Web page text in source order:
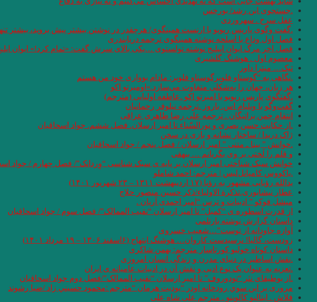
.جستجوی ابن رشد/ بورخس
عقل سرخ . سهروردی
.گفت وگوی پاریس ریویو با ارنست همینگوی/ هرچقدر در نوشتن بیشتر پیش بروید، بیشتر
فصل اول وداع با اسلحه نوشته همینگوی ترجمه دریابندری
فصل اخر مرگ ایوان اییلیج نوشته تولستوی …یکی بالای سرش گفت: «تمام کرد!» ایوان
معصوم اول . هوشنگ گلشیری
تیک… میترا داور
.نگاهی به “گوستاو فلوبرگوستاو فلوبر: مادام بوواری خود من هستم
هر زبان، جهان را به‌شکلی متفاوت می‌سازد.»اومبرتو اکو
.گفتگوی پاریس ریویو با امبرتو اکو .عاطفه اولیایی (مترجم)
گفت‌وگو با ویلیام اس. باروز .ترجمه نیلوفر رحمانیان
انتقام چمن براتیگان . ترجمه علی رضا طاهری عراقی
.از حکایت حسن بصری و نورالسّناء تا امیر ارسلان. فصل ششم. جواد اسحاقیان
ژاک دریدا / ساختار نشانه و بازی در سخن
.خوانش ” بینا ـ متنی ” امیر ارسلان / فصل پنجم / جواد اسحاقیان
و قلم را لَختی بر وی بگریانم … بیهقی
خوانش سبک شناختی امیر ارسلان بر پایه ی سبک شناسی “وِردانک”/ فصل چهارم / جواد
.یاکووس کامپانل‌لیس | مترجم: ‌احمد شاملو
یدالله رؤیایی مشهور به رؤیا (۱۷ اردیبهشت ۱۳۱۱ – ۲۳ شهریور ۱۴۰۱)
عطار نیشابوری.تذکرة الاولیاء/ذکر حسین منصور حلاج
میشل فوکو ” ادبیات و ترس “امیر احمدی آریان .
از قدرت اسطوره ی “کمبل” تا امیر ارسلان “نقیب الممالک”/ فصل سوم / جواد اسحاقیان
داستان گزارش نوشته بارتلمی
آوازه جاودانه از توست”…شعیب خسروی
زودست، گالیا! نرسیدست کاروان… هوشنگ ابتهاج (۶اسفند ۱۳۰۶ – ۱۹ مرداد ۱۴۰۱)
داستان کوتاه خولیو کورتاسار مترجم: بهمن شاکری
.نقش اساطیر در دنیای مدرن و زندگی انسان امروزی
.تعزیه به عنوان یک نوع ادبی و نقش آن در ادبیات عامیانه ی ایران
.از بوطیقای نثر “تودوروف” تا امیر ارسلان “نقیب الممالک”/فصل دوم جواد اسحاقیان
مروری بر اين سوي رودخانه اودر “يوديت هرمان “مترجم :محمود حسيني زاد /ضيا رشوند
فلاش . ایتالیو کالوینو . مترجم علی شاه علی